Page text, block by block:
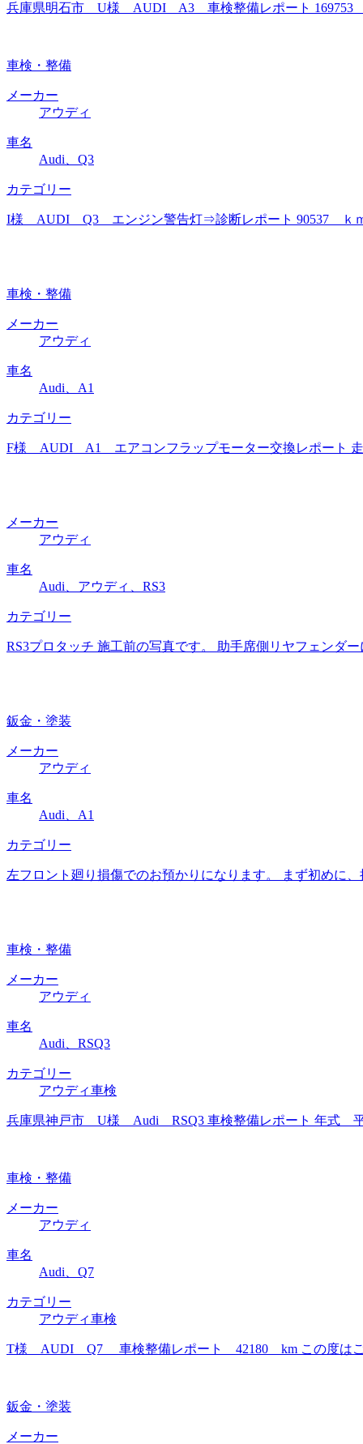
兵庫県明石市 U様 AUDI A3 車検整備レポート 169753
車検・整備
メーカー
アウディ
車名
Audi、Q3
カテゴリー
I様 AUDI Q3 エンジン警告灯⇒診断レポート 90537 ｋｍ
車検・整備
メーカー
アウディ
車名
Audi、A1
カテゴリー
F様 AUDI A1 エアコンフラップモーター交換レポート
メーカー
アウディ
車名
Audi、アウディ、RS3
カテゴリー
RS3プロタッチ 施工前の写真です。 助手席側リヤフェンダ
鈑金・塗装
メーカー
アウディ
車名
Audi、A1
カテゴリー
左フロント廻り損傷でのお預かりになります。 まず初めに
車検・整備
メーカー
アウディ
車名
Audi、RSQ3
カテゴリー
アウディ車検
兵庫県神戸市 U様 Audi RSQ3 車検整備レポート 年式 平
車検・整備
メーカー
アウディ
車名
Audi、Q7
カテゴリー
アウディ車検
T様 AUDI Q7 車検整備レポート 42180 km この度はご入
鈑金・塗装
メーカー